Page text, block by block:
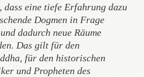
dass eine tiefe Erfahrung dazu
Dogmen in Frage
dadurch neue Räume
Das gilt für den
für den historischen
und Propheten des